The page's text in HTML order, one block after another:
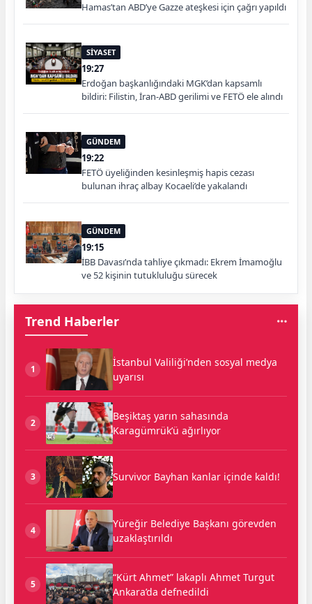
Hamas’tan ABD’ye Gazze ateşkesi için çağrı yapıldı
SİYASET
19:27
Erdoğan başkanlığındaki MGK’dan kapsamlı
bildiri: Filistin, İran-ABD gerilimi ve FETÖ ele alındı
GÜNDEM
19:22
FETÖ üyeliğinden kesinleşmiş hapis cezası
bulunan ihraç albay Kocaeli’de yakalandı
GÜNDEM
19:15
İBB Davası’nda tahliye çıkmadı: Ekrem İmamoğlu
ve 52 kişinin tutukluluğu sürecek
Trend Haberler
1
İstanbul Valiliği’nden sosyal medya
uyarısı
2
Beşiktaş yarın sahasında
Karagümrük’ü ağırlıyor
3 Survivor Bayhan kanlar içinde kaldı!
4
Yüreğir Belediye Başkanı görevden
uzaklaştırıldı
5
“Kürt Ahmet” lakaplı Ahmet Turgut
Ankara’da defnedildi